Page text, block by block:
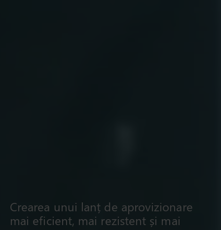
Crearea unui lanț de aprovizionare
mai eficient, mai rezistent și mai